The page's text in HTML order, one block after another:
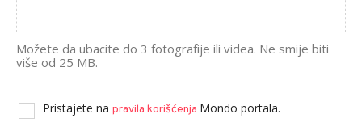
Možete da ubacite do 3 fotografije ili videa. Ne smije biti
više od 25 MB.
Pristajete na pravila korišćenja Mondo portala.